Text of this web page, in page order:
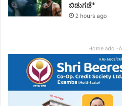
ಬಿಡುಗಡೆ*
2 hours ago
Home add -